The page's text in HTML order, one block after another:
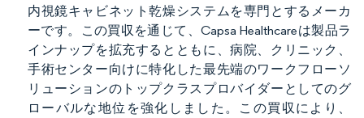
内視鏡キャビネット乾燥システムを専門とするメーカ
ーです。この買収を通じて、Capsa Healthcareは製品ラ
インナップを拡充するとともに、病院、クリニック、
手術センター向けに特化した最先端のワークフローソ
リューションのトップクラスプロバイダーとしてのグ
ローバルな地位を強化しました。この買収により、